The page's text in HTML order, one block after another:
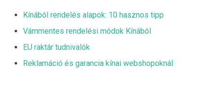
Kínából rendelés alapok: 10 hasznos tipp
Vámmentes rendelési módok Kínából
EU raktár tudnivalók
Reklamáció és garancia kínai webshopoknál